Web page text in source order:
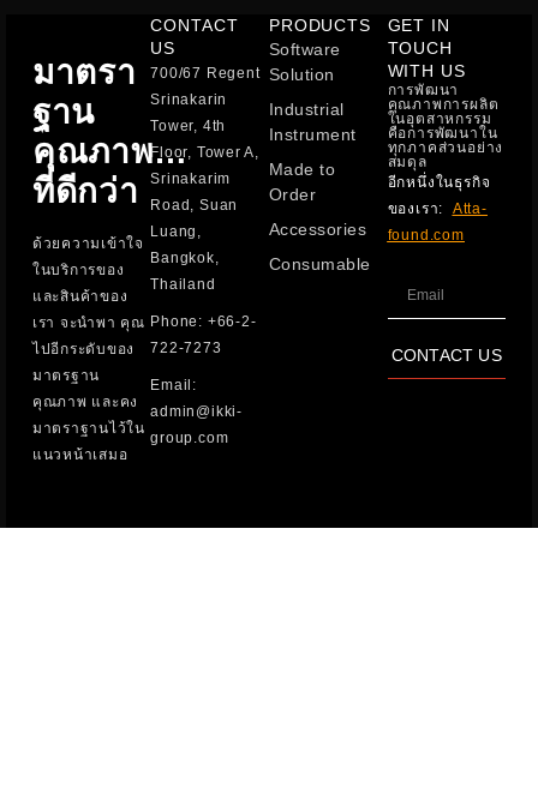
มาตรา
ฐาน
คุณภาพ…
ที่ดีกว่า​​
ด้วยความเข้าใจ
ในบริการของ
และสินค้าของ
เรา จะนำพา คุณ
ไปอีกระดับของ
มาตรฐาน
คุณภาพ และคง
มาตราฐานไว้ใน
แนวหน้าเสมอ
CONTACT
US
700/67 Regent
Srinakarin
Tower, 4th
Floor, Tower A,
Srinakarim
Road, Suan
Luang,
Bangkok,
Thailand
Phone: +66-2-
722-7273
Email:
admin@ikki-
group.com
PRODUCTS
Software
Solution
Industrial
Instrument
Made to
Order
Accessories
Consumable
GET IN
TOUCH
WITH US
การพัฒนา
คุณภาพการผลิต
ในอุตสาหกรรม
คือการพัฒนาใน
ทุกภาคส่วนอย่าง
สมดุล
อีกหนึ่งในธุรกิจ
ของเรา:
Atta-
found.com
CONTACT US